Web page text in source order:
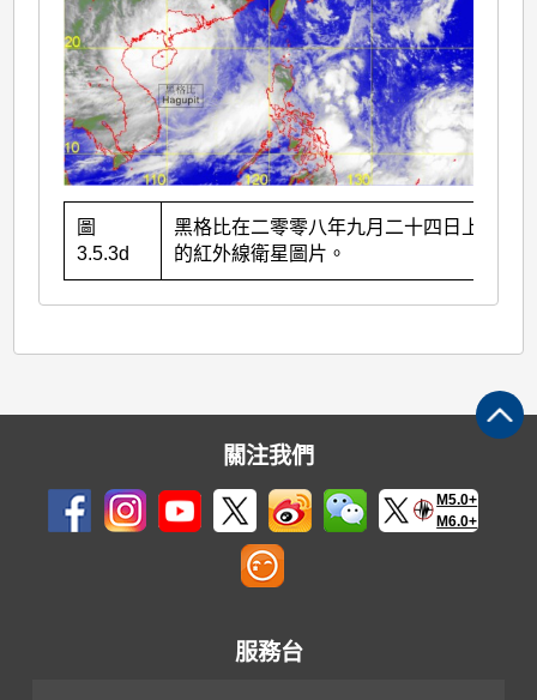
圖
3.5.3d
黑格比在二零零八年九月二十四日上午8時
的紅外線衛星圖片。
關注我們
M5.0+
M6.0+
服務台